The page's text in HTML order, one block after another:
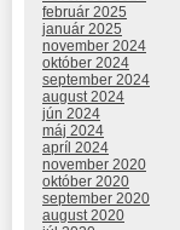
február 2025
január 2025
november 2024
október 2024
september 2024
august 2024
jún 2024
máj 2024
apríl 2024
november 2020
október 2020
september 2020
august 2020